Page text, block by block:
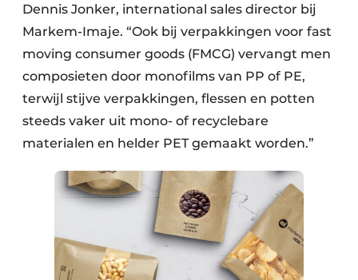
Dennis Jonker, international sales director bij
Markem-Imaje. “Ook bij verpakkingen voor fast
moving consumer goods (FMCG) vervangt men
composieten door monofilms van PP of PE,
terwijl stijve verpakkingen, flessen en potten
steeds vaker uit mono- of recyclebare
materialen en helder PET gemaakt worden.”